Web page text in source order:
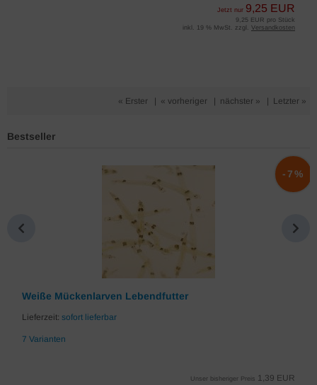
Jetzt nur 9,25 EUR
9,25 EUR pro Stück
inkl. 19 % MwSt. zzgl. Versandkosten
« Erster « vorheriger nächster » Letzter »
Bestseller
Weiße Mückenlarven Lebendfutter
Lieferzeit: sofort lieferbar
7 Varianten
Unser bisheriger Preis 1,39 EUR
-7%